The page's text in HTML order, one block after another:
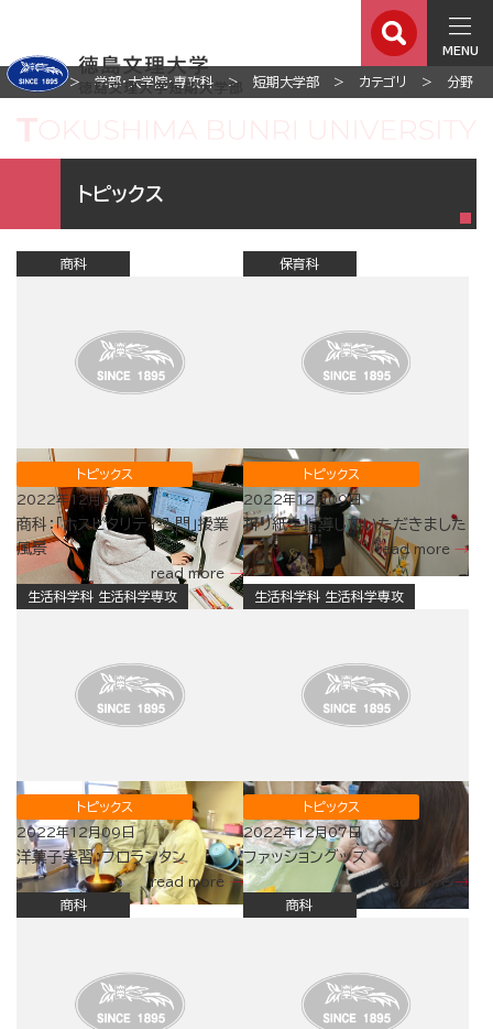
MENU
ホーム 学部・大学院・専攻科 短期大学部 カテゴリ 分野
トピックス
商科
トピックス
2022年12月09日
商科：「ホスピタリティ入門」授業
風景
read more
保育科
トピックス
2022年12月09日
折り紙を指導していただきました
read more
生活科学科 生活科学専攻
トピックス
2022年12月09日
洋菓子実習：フロランタン
read more
生活科学科 生活科学専攻
トピックス
2022年12月07日
ファッショングッズ
read more
商科
商科